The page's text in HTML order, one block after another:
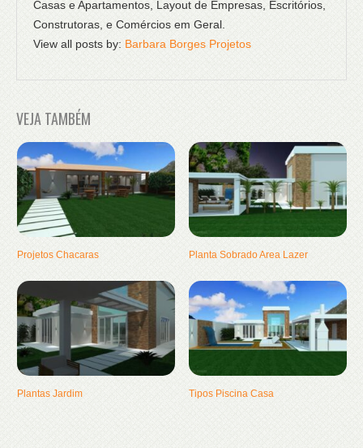
Casas e Apartamentos, Layout de Empresas, Escritórios,
Construtoras, e Comércios em Geral.
View all posts by: Barbara Borges Projetos
VEJA TAMBÉM
Projetos Chacaras Planta Sobrado Area Lazer
Plantas Jardim Tipos Piscina Casa